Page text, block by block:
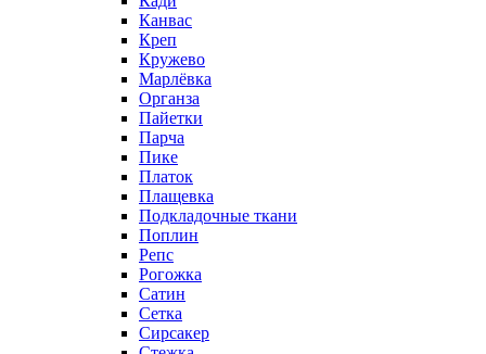
Канвас
Креп
Кружево
Марлёвка
Органза
Пайетки
Парча
Пике
Платок
Плащевка
Подкладочные ткани
Поплин
Репс
Рогожка
Сатин
Сетка
Сирсакер